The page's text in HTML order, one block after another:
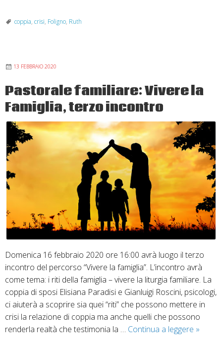
per
separati,
coppia, crisi, Foligno, Ruth
13 FEBBRAIO 2020
Pastorale familiare: Vivere la
Famiglia, terzo incontro
Domenica 16 febbraio 2020 ore 16:00 avrà luogo il terzo
incontro del percorso “Vivere la famiglia”. L’incontro avrà
come tema: i riti della famiglia – vivere la liturgia familiare. La
coppia di sposi Elisiana Paradisi e Gianluigi Roscini, psicologi,
ci aiuterà a scoprire sia quei “riti” che possono mettere in
crisi la relazione di coppia ma anche quelli che possono
renderla realtà che testimonia la … Continua a leggere »